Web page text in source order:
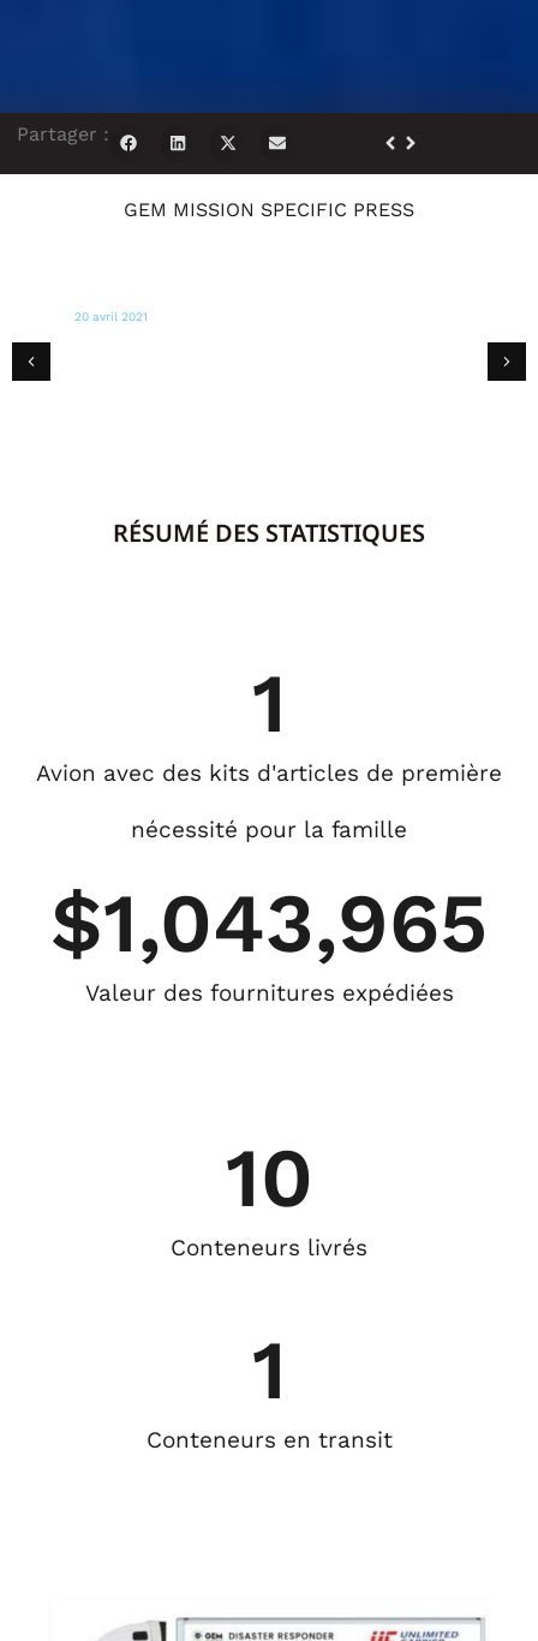
Partager :
GEM MISSION SPECIFIC PRESS
RÉSUMÉ DES STATISTIQUES
Avion avec des kits d'articles de première
nécessité pour la famille
1
Valeur des fournitures expédiées
$1,043,965
Conteneurs livrés
10
Conteneurs en transit
1